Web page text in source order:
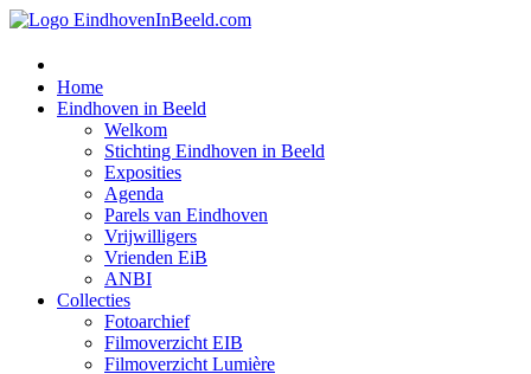
Home
Eindhoven in Beeld
Welkom
Stichting Eindhoven in Beeld
Exposities
Agenda
Parels van Eindhoven
Vrijwilligers
Vrienden EiB
ANBI
Collecties
Fotoarchief
Filmoverzicht EIB
Filmoverzicht Lumière